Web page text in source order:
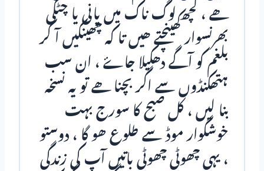
ھے ، کچھ لوگ ناک میں پانی یا چٹکی
بھرنسوار کھینچتے ھیں تا کہ چھینکیں آ کر
بلغم کو آگے دھکیلا جاۓ ، ان سب
ہتھکنڈوں سے اگر بچنا ھے تو یہ نسخہ
بنا لیں ، کل صبح کا سورج بہت
خوشگوار موڈ سے طلوع ھو گا ، دوستو
، یہی چھوٹی چھوٹی باتیں آپ کی زندگی